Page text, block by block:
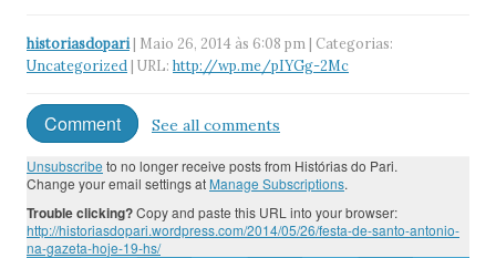
historiasdopari| Maio 26, 2014 às 6:08 pm | Categorias:
Uncategorized | URL: http://wp.me/pIYGg-2Mc
Comment See all comments
Unsubscribe to no longer receive posts from Histórias do Pari.
Change your email settings at Manage Subscriptions.
Trouble clicking?Copy and paste this URL into your browser:
http://historiasdopari.wordpress.com/2014/05/26/festa-de-santo-antonio-
na-gazeta-hoje-19-hs/